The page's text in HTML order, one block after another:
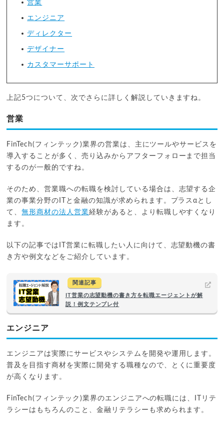
営業
エンジニア
ディレクター
デザイナー
カスタマーサポート
上記5つについて、次でさらに詳しく解説していきますね。
営業
FinTech(フィンテック)業界の営業は、主にツールやサービスを
導入することが多く、売り込みからアフターフォローまで担当
するのが一般的ですね。
そのため、営業職への転職を検討している場合は、志望する企
業の事業分野のITと金融の知識が求められます。プラスαとし
て、無形商材の法人営業経験があると、より転職しやすくなり
ます。
以下の記事ではIT営業に転職したい人に向けて、志望動機の書
き方や例文などをご紹介しています。
関連記事
IT営業の志望動機の書き方を転職エージェントが解
説！例文テンプレ付
エンジニア
エンジニアは実際にサービスやシステムを開発や運用します。
普及を目指す商材を実際に開発する職種なので、とくに重要度
が高くなります。
FinTech(フィンテック)業界のエンジニアへの転職には、ITリテ
ラシーはもちろんのこと、金融リテラシーも求められます。